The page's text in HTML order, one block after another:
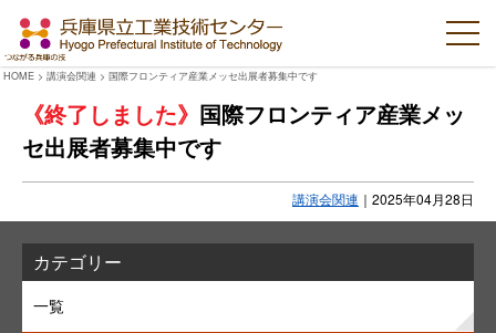
HOME > 講演会関連 > 国際フロンティア産業メッセ出展者募集中です
国際フロンティア産業メッ
セ出展者募集中です
講演会関連 ｜ 2025年04月28日
カテゴリー
一覧